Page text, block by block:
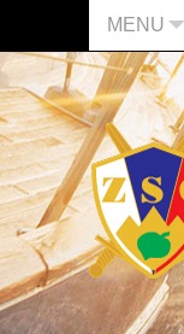
MENU